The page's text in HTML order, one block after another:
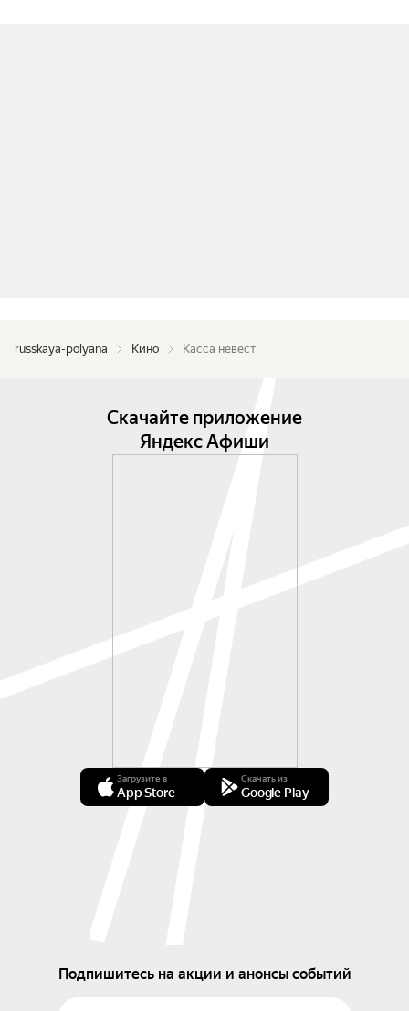
russkaya-polyana Кино Касса невест
Скачайте приложение
Яндекс Афиши
Загрузите в
App Store
Скачать из
Google Play
Подпишитесь на акции и анонсы событий